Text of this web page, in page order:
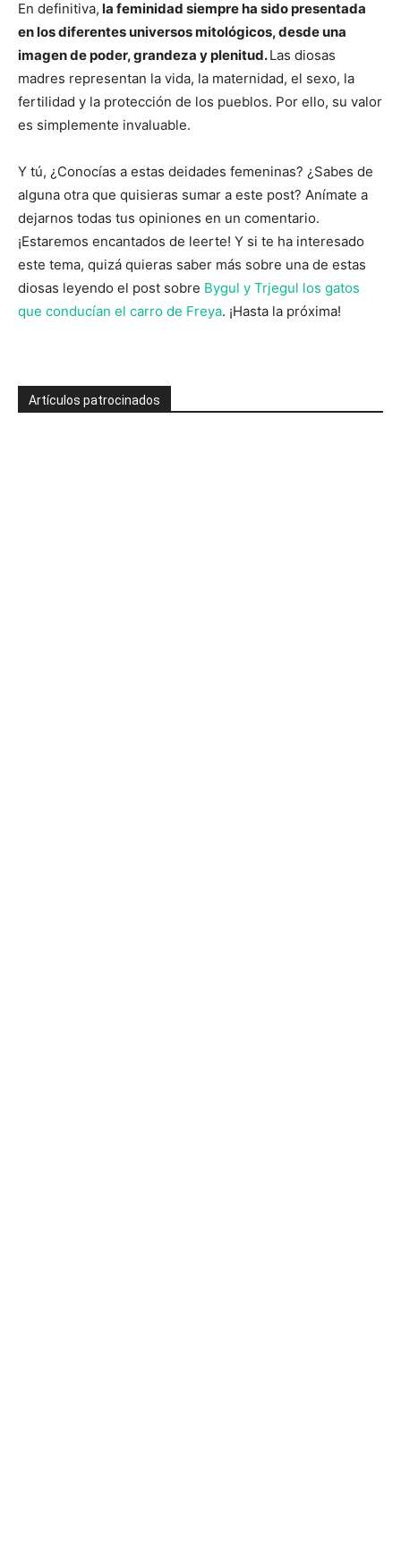
En definitiva, la feminidad siempre ha sido presentada
en los diferentes universos mitológicos, desde una
imagen de poder, grandeza y plenitud.Las diosas
madres representan la vida, la maternidad, el sexo, la
fertilidad y la protección de los pueblos. Por ello, su valor
es simplemente invaluable.
Y tú, ¿Conocías a estas deidades femeninas? ¿Sabes de
alguna otra que quisieras sumar a este post? Anímate a
dejarnos todas tus opiniones en un comentario.
¡Estaremos encantados de leerte! Y si te ha interesado
este tema, quizá quieras saber más sobre una de estas
diosas leyendo el post sobre Bygul y Trjegul los gatos
que conducían el carro de Freya. ¡Hasta la próxima!
Artículos patrocinados